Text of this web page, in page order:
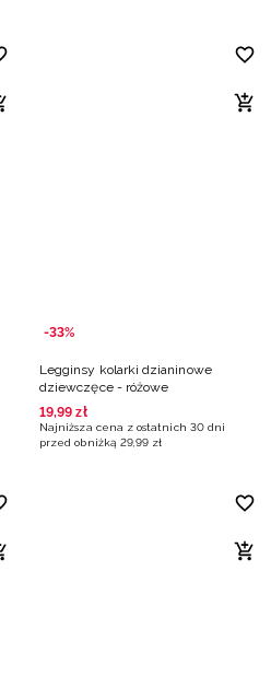
-33%
Legginsy kolarki dzianinowe
dziewczęce - różowe
19,99 zł
Najniższa cena z ostatnich 30 dni
przed obniżką 29,99 zł